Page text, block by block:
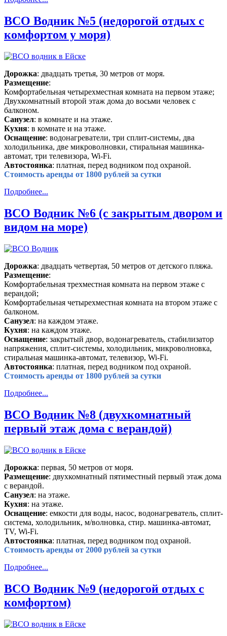
ВСО Водник №5 (недорогой отдых с
комфортом у моря)
Дорожка: двадцать третья, 30 метров от моря.
Размещение:
Комфортабельная четырехместная комната на первом этаже;
Двухкомнатный второй этаж дома до восьми человек с
балконом.
Санузел: в комнате и на этаже.
Кухня: в комнате и на этаже.
Оснащение: водонагреватели, три сплит-системы, два
холодильника, две микроволновки, стиральная машинка-
автомат, три телевизора, Wi-Fi.
Автостоянка: платная, перед водником под охраной.
Стоимость аренды от 1800 рублей за сутки
Подробнее...
ВСО Водник №6 (с закрытым двором и
видом на море)
Дорожка: двадцать четвертая, 50 метров от детского пляжа.
Размещение:
Комфортабельная трехместная комната на первом этаже с
верандой;
Комфортабельная четырехместная комната на втором этаже с
балконом.
Санузел: на каждом этаже.
Кухня: на каждом этаже.
Оснащение: закрытый двор, водонагреватель, стабилизатор
напряжения, сплит-системы, холодильник, микроволновка,
стиральная машинка-автомат, телевизор, Wi-Fi.
Автостоянка: платная, перед водником под охраной.
Стоимость аренды от 1800 рублей за сутки
Подробнее...
ВСО Водник №8 (двухкомнатный
первый этаж дома с верандой)
Дорожка: первая, 50 метров от моря.
Размещение: двухкомнатный пятиместный первый этаж дома
с верандой.
Санузел: на этаже.
Кухня: на этаже.
Оснащение: емкости для воды, насос, водонагреватель, сплит-
система, холодильник, м/волновка, стир. машинка-автомат,
TV, Wi-Fi.
Автостоянка: платная, перед водником под охраной.
Стоимость аренды от 2000 рублей за сутки
Подробнее...
ВСО Водник №9 (недорогой отдых с
комфортом)